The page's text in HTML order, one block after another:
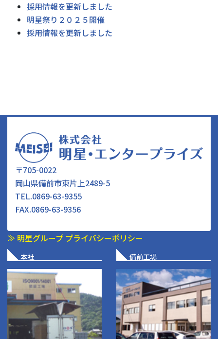
採用情報を更新しました
明星祭り２０２５開催
採用情報を更新しました
〒705-0022
岡山県備前市東片上2489-5
TEL.0869-63-9355
FAX.0869-63-9356
≫ 明星グループ プライバシーポリシー
本社 備前工場